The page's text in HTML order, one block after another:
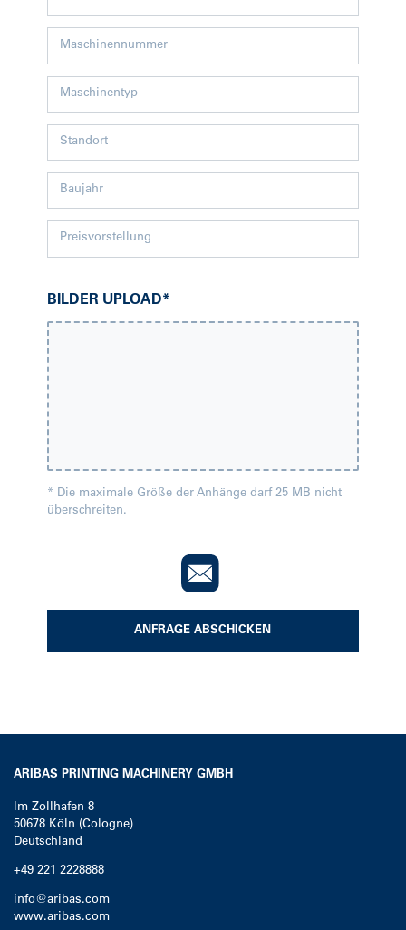
BILDER UPLOAD*
* Die maximale Größe der Anhänge darf 25 MB nicht
überschreiten.
ANFRAGE ABSCHICKEN
ARIBAS PRINTING MACHINERY GMBH
Im Zollhafen 8
50678 Köln (Cologne)
Deutschland
+49 221 2228888
info@aribas.com
www.aribas.com